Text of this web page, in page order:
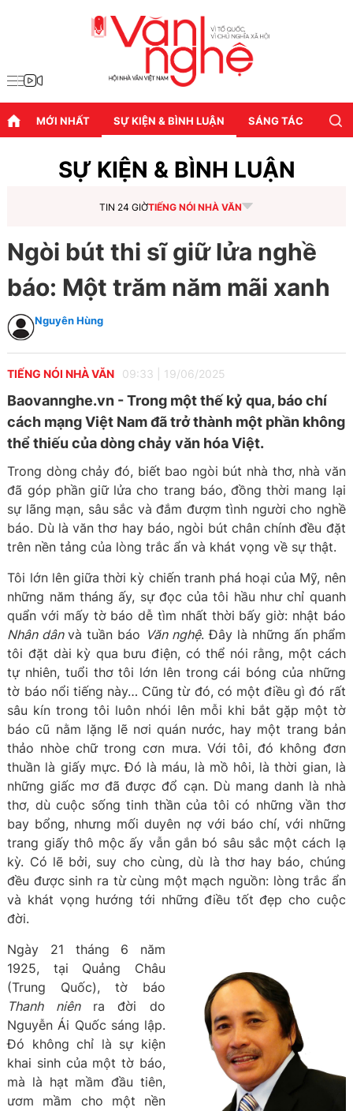
MỚI NHẤT SỰ KIỆN & BÌNH LUẬN SÁNG TÁC
SỰ KIỆN & BÌNH LUẬN
TIN 24 GIỜTIẾNG NÓI NHÀ VĂN
Ngòi bút thi sĩ giữ lửa nghề
báo: Một trăm năm mãi xanh
Nguyên Hùng
TIẾNG NÓI NHÀ VĂN 09:33 19/06/2025
Baovannghe.vn - Trong một thế kỷ qua, báo chí
cách mạng Việt Nam đã trở thành một phần không
thể thiếu của dòng chảy văn hóa Việt.
Trong dòng chảy đó, biết bao ngòi bút nhà thơ, nhà văn
đã góp phần giữ lửa cho trang báo, đồng thời mang lại
sự lãng mạn, sâu sắc và đắm đượm tình người cho nghề
báo. Dù là văn thơ hay báo, ngòi bút chân chính đều đặt
trên nền tảng của lòng trắc ẩn và khát vọng về sự thật.
Tôi lớn lên giữa thời kỳ chiến tranh phá hoại của Mỹ, nên
những năm tháng ấy, sự đọc của tôi hầu như chỉ quanh
quẩn với mấy tờ báo dễ tìm nhất thời bấy giờ: nhật báo
Nhân dânvà tuần báo Văn nghệ. Đây là những ấn phẩm
tôi đặt dài kỳ qua bưu điện, có thể nói rằng, một cách
tự nhiên, tuổi thơ tôi lớn lên trong cái bóng của những
tờ báo nổi tiếng này… Cũng từ đó, có một điều gì đó rất
sâu kín trong tôi luôn nhói lên mỗi khi bắt gặp một tờ
báo cũ nằm lặng lẽ nơi quán nước, hay một trang bản
thảo nhòe chữ trong cơn mưa. Với tôi, đó không đơn
thuần là giấy mực. Đó là máu, là mồ hôi, là thời gian, là
những giấc mơ đã được đổ cạn. Dù mang danh là nhà
thơ, dù cuộc sống tinh thần của tôi có những vần thơ
bay bổng, nhưng mối duyên nợ với báo chí, với những
trang giấy thô mộc ấy vẫn gắn bó sâu sắc một cách lạ
kỳ. Có lẽ bởi, suy cho cùng, dù là thơ hay báo, chúng
đều được sinh ra từ cùng một mạch nguồn: lòng trắc ẩn
và khát vọng hướng tới những điều tốt đẹp cho cuộc
đời.
Ngày 21 tháng 6 năm
1925, tại Quảng Châu
(Trung Quốc), tờ báo
Thanh niênra đời do
Nguyễn Ái Quốc sáng lập.
Đó không chỉ là sự kiện
khai sinh của một tờ báo,
mà là hạt mầm đầu tiên,
ươm mầm cho một nền